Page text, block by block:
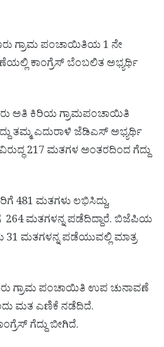
ಗ್ರಾಮ ಪಂಚಾಯಿತಿಯ 1 ನೇ
ಕಾಂಗ್ರೆಸ್ ಬೆಂಬಲಿತ ಅಭ್ಯರ್ಥಿ
ಅತಿ ಕಿರಿಯ ಗ್ರಾಮಪಂಚಾಯಿತಿ
ತಮ್ಮ ಎದುರಾಳಿ ಜೆಡಿಎಸ್ ಅಭ್ಯರ್ಥಿ
217 ಮತಗಳ ಅಂತರದಿಂದ ಗೆದ್ದು
481 ಮತಗಳು ಲಭಿಸಿದ್ದು,
ಮತಗಳನ್ನ ಪಡೆದಿದ್ದಾರೆ.‌ ಬಿಜೆಪಿಯ
ಮತಗಳನ್ನ ಪಡೆಯುವಲ್ಲಿ ಮಾತ್ರ
ಗ್ರಾಮ ಪಂಚಾಯಿತಿ ಉಪ ಚುನಾವಣೆ
ಮತ ಎಣಿಕೆ ನಡೆದಿದೆ.
ಗೆದ್ದು ಬೀಗಿದೆ.